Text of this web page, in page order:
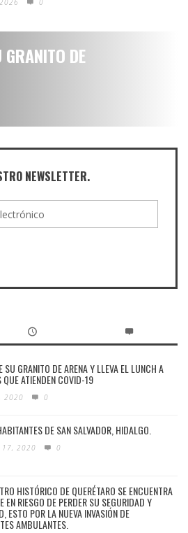
0
DE
NEWSLETTER.
SU GRANITO DE ARENA Y LLEVA EL LUNCH A
QUE ATIENDEN COVID-19
2020 0
DE SAN SALVADOR, HIDALGO.
17, 2020 0
HISTÓRICO DE QUERÉTARO SE ENCUENTRA
EN RIESGO DE PERDER SU SEGURIDAD Y
ESTO POR LA NUEVA INVASIÓN DE
AMBULANTES.